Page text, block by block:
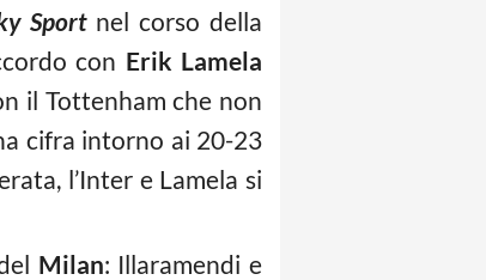
Sportnel corso della
con Erik Lamela
il Tottenham che non
cifra intorno ai 20-23
l’Inter e Lamela si
Milan: Illaramendi e